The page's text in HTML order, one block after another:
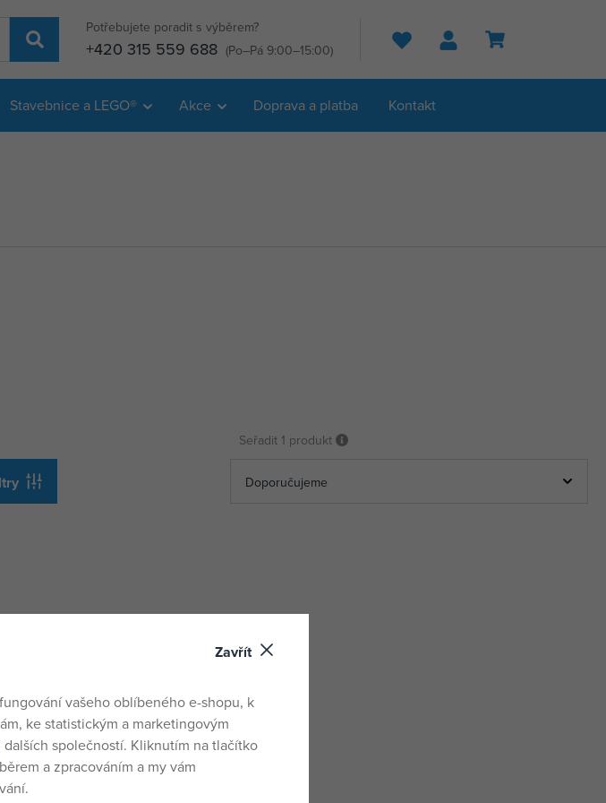
Potřebujete poradit s výběrem?
+420 315 559 688 (Po–Pá 9:00–15:00) Hledat
Stavebnice a LEGO® Akce Doprava a platba Kontakt
Seřadit 1 produkt
Zavřít
vašeho oblíbeného e-shopu, k
ke statistickým a marketingovým
dalších společností. Kliknutím na tlačítko
a zpracováním a my vám